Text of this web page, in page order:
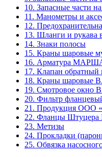
10. Запасные части
11. Манометры и
12.
13. Шланги и рукава
14. Знаки полосы
15. Краны шаровые
16. Арматура
17. Клапан
18. Краны шаровые
19. Смотровое окно
20. Фильтр
21. Продукция
22. Фланцы
23. Метизы
24. Прокладки
25. Обвязка